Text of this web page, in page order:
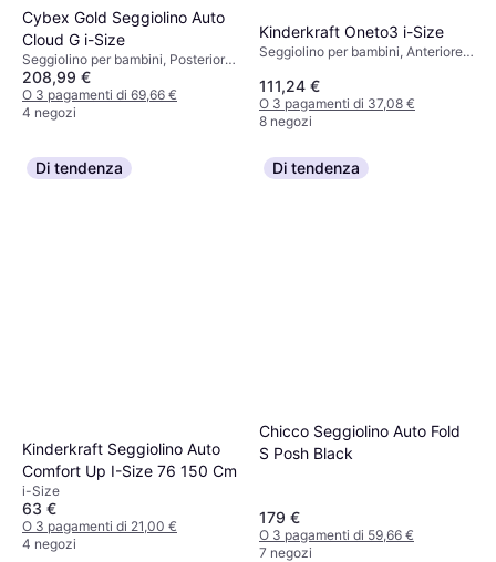
Cybex Gold Seggiolino Auto
Cloud G i-Size
Seggiolino per bambini, Posteriore,
UN R129, i-Size, Rivestimento
lavabile, Maniglia di trasporto,
Protezione dagli urti laterali (ASIP),
208,99 €
O 3 pagamenti di 69,66 €
4 negozi
Kinderkraft Oneto3 i-Size
Seggiolino per bambini, Anteriore,
lavabile, Poggiatesta regolabile,
Riduttore per seggiolino neonato
incluso, Protezione dagli urti
111,24 €
O 3 pagamenti di 37,08 €
8 negozi
Di tendenza
Kinderkraft Seggiolino Auto
Comfort Up I-Size 76 150 Cm
i-Size
63 €
O 3 pagamenti di 21,00 €
4 negozi
Di tendenza
Chicco Seggiolino Auto Fold
S Posh Black
179 €
O 3 pagamenti di 59,66 €
7 negozi